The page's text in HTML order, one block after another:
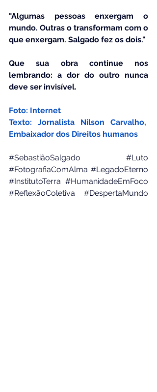
"Algumas pessoas enxergam o
mundo. Outras o transformam com o
que enxergam. Salgado fez os dois."
Que sua obra continue nos
lembrando: a dor do outro nunca
deve ser invisível.
Foto: Internet
Texto: Jornalista Nilson Carvalho,
Embaixador dos Direitos humanos
#SebastiãoSalgado
#Luto
#FotografiaComAlma #LegadoEterno
#InstitutoTerra #HumanidadeEmFoco
#ReflexãoColetiva
#DespertaMundo